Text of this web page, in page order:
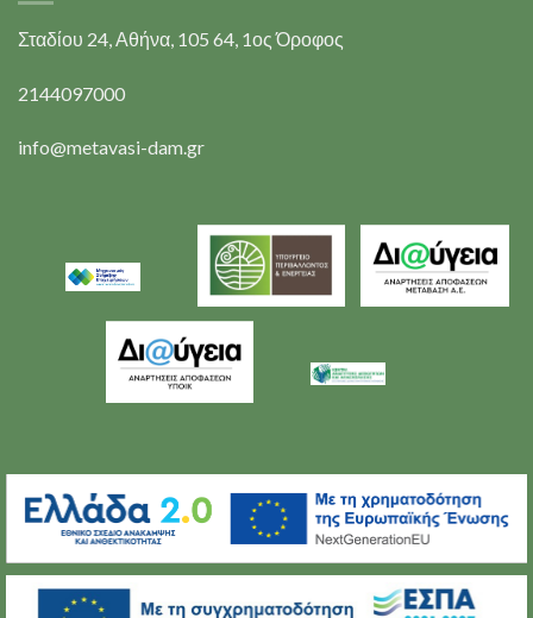
Σταδίου 24, Αθήνα, 105 64, 1ος Όροφος
2144097000
info@metavasi-dam.gr